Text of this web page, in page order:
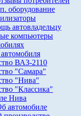
оборудование
автовладельцу
компьютеры
ВАЗ-2110
"Самара"
"Нива"
"Классика"
Нива
автомобиле